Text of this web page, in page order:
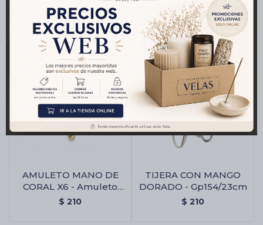
Productos que te pueden interesar
AMULETO MANO DE
CORAL X6 - Amuleto
Mano De Coral X6
$ 210
TIJERA CON MANGO
DORADO - Gp154/23cm
$ 210